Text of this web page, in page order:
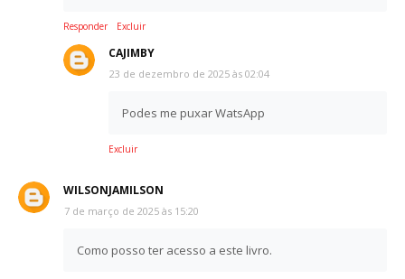
Responder Excluir
CAJIMBY
23 de dezembro de 2025 às 02:04
Podes me puxar WatsApp
Excluir
WILSONJAMILSON
7 de março de 2025 às 15:20
Como posso ter acesso a este livro.